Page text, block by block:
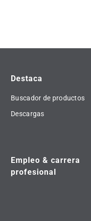
Destaca
Buscador de productos
Descargas
Empleo & carrera
profesional